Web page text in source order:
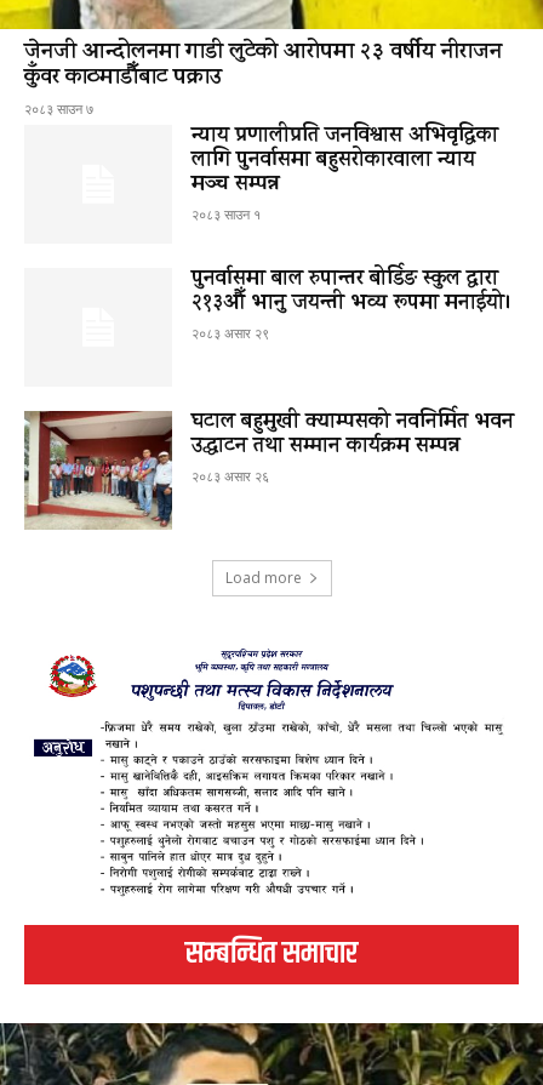
जेनजी आन्दोलनमा गाडी लुटेको आरोपमा २३ वर्षीय नीराजन
कुँवर काठमाडौँबाट पक्राउ
२०८३ साउन ७
न्याय प्रणालीप्रति जनविश्वास अभिवृद्धिका
लागि पुनर्वासमा बहुसरोकारवाला न्याय
मञ्च सम्पन्न
२०८३ साउन १
पुनर्वासमा बाल रुपान्तर बोर्डिङ स्कुल द्धारा
२१३औँ भानु जयन्ती भव्य रूपमा मनाईयो।
२०८३ असार २९
घटाल बहुमुखी क्याम्पसको नवनिर्मित भवन
उद्घाटन तथा सम्मान कार्यक्रम सम्पन्न
२०८३ असार २६
Load more
सम्बन्धित समाचार